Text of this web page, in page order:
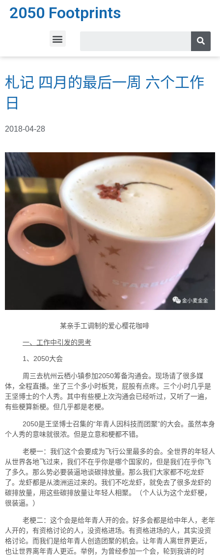
2050 Footprints
札记 四月的最后一周 六个工作
日
2018-04-28
某亲手工调制的爱心樱花咖啡
一、工作中引发的思考
1、2050大会
周三去杭州云栖小镇参加2050筹备沟通会。现场请了很多媒
体，全程直播。坐了三个多小时板凳，屁股有点疼。三个小时几乎是
王坚博士的个人秀。其中有些梗上次沟通会已经听过，又听了一遍，
有些梗算新梗。但几乎都是老梗。
2050是王坚博士召集的“年青人因科技而团聚”的大会。虽然本身
个人秀的意味就很浓。但是立意和梗都不错。
老梗一：我们这个会要成为飞行公里最多的会。全世界的年轻人
从世界各地飞过来，我们不在乎你是哪个国家的，但是我们在乎你飞
了多久。那么势必要装逼地谈碳排放量。那么我们大家都不吃龙虾
了。龙虾都是从澳洲运过来的。我们不吃龙虾，就免去了很多龙虾的
碳排放量，用这些碳排放量让年轻人相聚。（个人认为这个龙虾梗，
很装逼。）
老梗二：这个会是给年青人开的会。好多会都是给中年人，老年
人开的， 有资格讨论的人，没资格进场。有资格进场的人，其实没资
格讨论。而我们是给年青人创造团聚的机会。 让年青人离世界更近，
也让世界离年青人更近。举例，为曾经参加一个会，轮到我讲的时